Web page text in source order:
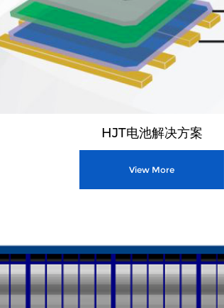
HJT电池解决方案
View More